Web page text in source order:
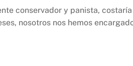
conservador y panista,
nosotros nos hemos